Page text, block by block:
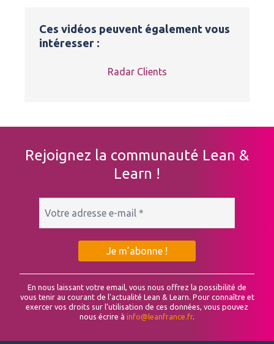
Ces vidéos peuvent également vous
intéresser :
Radar Clients
Rejoignez la communauté Lean &
Learn !
En nous laissant votre email, vous nous offrez la possibilité de
vous tenir au courant de l'actualité Lean & Learn. Pour connaître et
exercer vos droits sur l’utilisation de ces données, vous pouvez
nous écrire à info@leanfrance.fr.